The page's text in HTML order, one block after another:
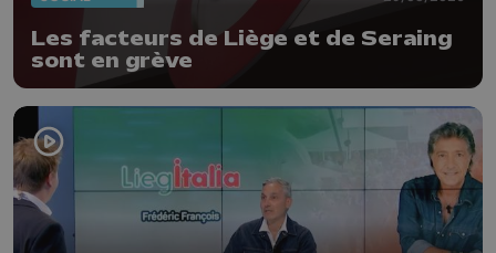
Les facteurs de Liège et de Seraing
sont en grève